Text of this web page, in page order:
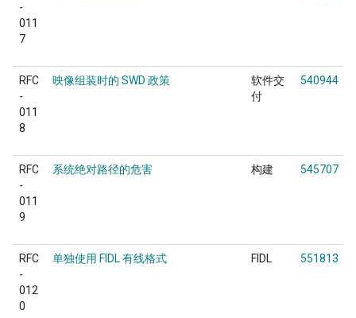
-
011
7
RFC
-
011
8
映像组装时的 SWD 政策
软件交
付
540944
RFC
-
011
9
系统绝对路径的危害 构建 545707
RFC
-
012
0
单独使用 FIDL 有线格式 FIDL 551813